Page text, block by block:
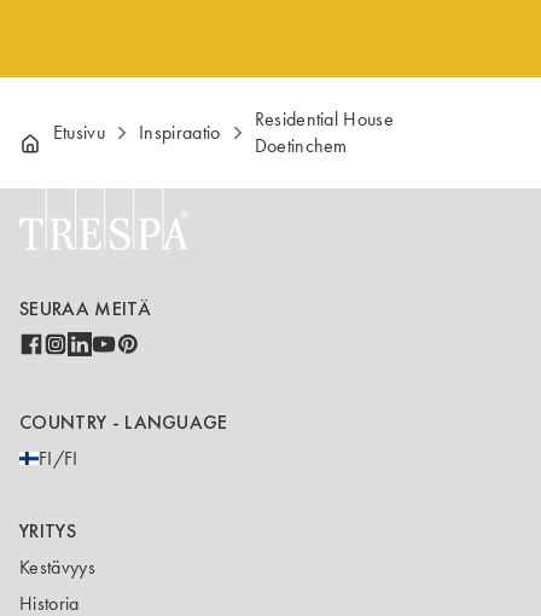
Etusivu Inspiraatio
Residential House
Doetinchem
SEURAA MEITÄ
COUNTRY - LANGUAGE
FI/FI
YRITYS
Kestävyys
Historia